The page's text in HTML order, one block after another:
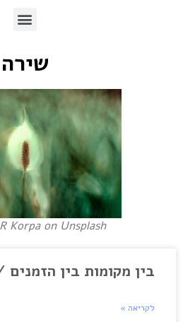
שירה
Korpa on Unsplash
בין מקומות בין הזמנים
לקריאה »